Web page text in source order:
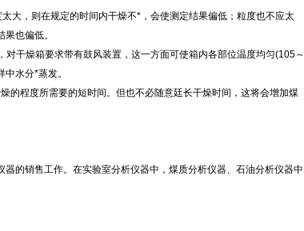
大，则在规定的时间内干燥不*，会使测定结果偏低；粒度也不应太
果也偏低。
干燥箱要求带有鼓风装置，这一方面可使箱内各部位温度均匀(105～
水分*蒸发。
的程度所需要的短时间。但也不必随意廷长干燥时间，这将会增加煤
的销售工作。在实验室分析仪器中，煤质分析仪器、石油分析仪器中